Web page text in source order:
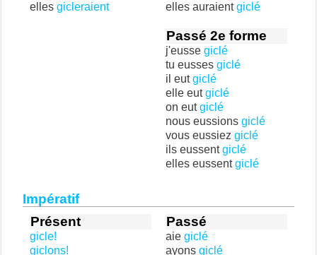
elles gicleraient
elles auraientgiclé
Passé 2e forme
j'eusse giclé
tu eusses giclé
il eutgiclé
elle eutgiclé
on eutgiclé
nous eussions giclé
vous eussiez giclé
ils eussentgiclé
elles eussentgiclé
Impératif
Présent
gicle!
giclons!
Passé
aie giclé
ayons giclé